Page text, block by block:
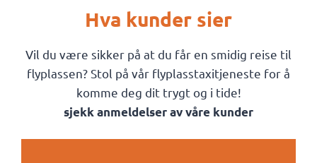
Hva kunder sier
Vil du være sikker på at du får en smidig reise til
flyplassen? Stol på vår flyplasstaxitjeneste for å
komme deg dit trygt og i tide!
sjekk anmeldelser av våre kunder